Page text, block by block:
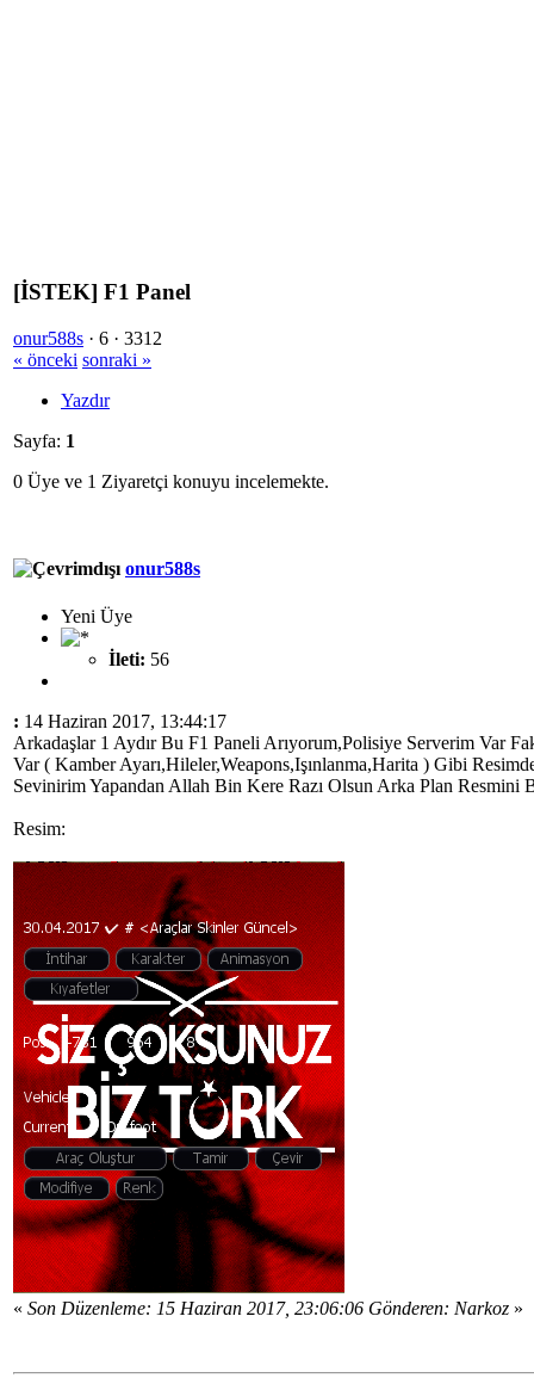
[İSTEK] F1 Panel
onur588s · 6 · 3312
« önceki sonraki »
Yazdır
Sayfa: 1
0 Üye ve 1 Ziyaretçi konuyu incelemekte.
onur588s
Yeni Üye
İleti: 56
: 14 Haziran 2017, 13:44:17
Arkadaşlar 1 Aydır Bu F1 Paneli Arıyorum,Polisiye Serverim Var
Var ( Kamber Ayarı,Hileler,Weapons,Işınlanma,Harita ) Gibi
Sevinirim Yapandan Allah Bin Kere Razı Olsun Arka Plan Resmini
Resim:
« Son Düzenleme: 15 Haziran 2017, 23:06:06 Gönderen: Narkoz »